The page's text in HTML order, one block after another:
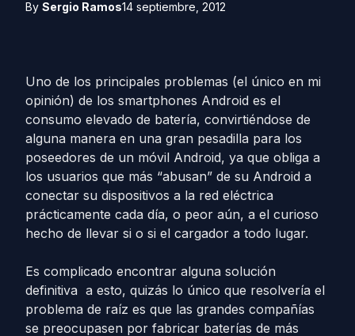
By Sergio Ramos14 septiembre, 2012
Uno de los principales problemas (el único en mi
opinión) de los smartphones Android es el
consumo elevado de batería, convirtiéndose de
alguna manera en una gran pesadilla para los
poseedores de un móvil Android, ya que obliga a
los usuarios que más “abusan” de su Android a
conectar su dispositivos a la red eléctrica
prácticamente cada día, o peor aún, a el curioso
hecho de llevar si o si el cargador a todo lugar.
Es complicado encontrar alguna solución
definitiva a esto, quizás lo único que resolvería el
problema de raíz es que las grandes compañías
se preocupasen por fabricar baterías de más